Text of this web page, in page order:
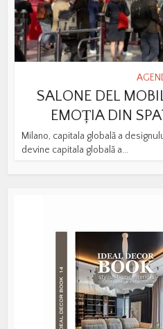
SALONE DEL
EMOȚIA DIN
Milano, capitala globală a
devine capitala globală a...